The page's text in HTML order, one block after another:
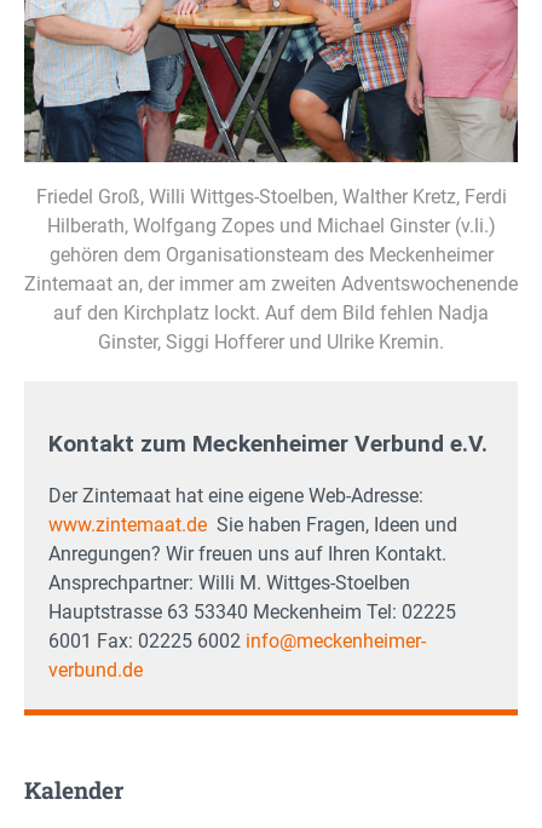
Friedel Groß, Willi Wittges-Stoelben, Walther Kretz, Ferdi
Hilberath, Wolfgang Zopes und Michael Ginster (v.li.)
gehören dem Organisationsteam des Meckenheimer
Zintemaat an, der immer am zweiten Adventswochenende
auf den Kirchplatz lockt. Auf dem Bild fehlen Nadja
Ginster, Siggi Hofferer und Ulrike Kremin.
Kontakt zum Meckenheimer Verbund e.V.
Der Zintemaat hat eine eigene Web-Adresse:
www.zintemaat.de Sie haben Fragen, Ideen und
Anregungen? Wir freuen uns auf Ihren Kontakt.
Ansprechpartner: Willi M. Wittges-Stoelben
Hauptstrasse 63 53340 Meckenheim Tel: 02225
6001 Fax: 02225 6002 info@meckenheimer-
verbund.de
Kalender